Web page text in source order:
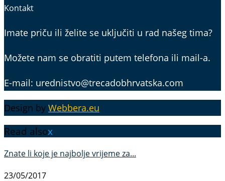
Kontakt
Imate priču ili želite se uključiti u rad našeg tima?
Možete nam se obratiti putem telefona ili mail-a.
E-mail: urednistvo@trecadobhrvatska.com
Design by Webbera.eu
Read alsox
Znate li koje je najbolje vrijeme za...
23/05/2017